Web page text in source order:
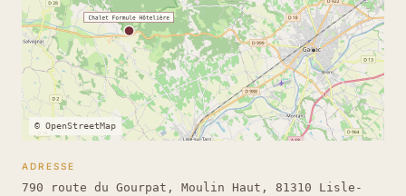
© OpenStreetMap
ADRESSE
790 route du Gourpat, Moulin Haut, 81310 Lisle-